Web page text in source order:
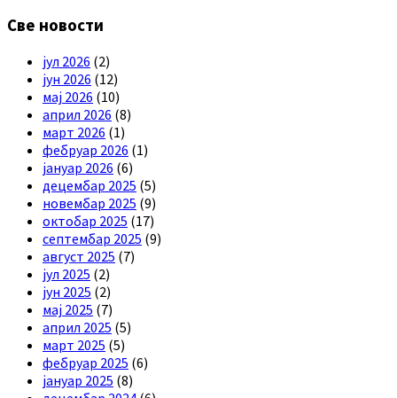
Све новости
јул 2026 (2)
јун 2026 (12)
мај 2026 (10)
април 2026 (8)
март 2026 (1)
фебруар 2026 (1)
јануар 2026 (6)
децембар 2025 (5)
новембар 2025 (9)
октобар 2025 (17)
септембар 2025 (9)
август 2025 (7)
јул 2025 (2)
јун 2025 (2)
мај 2025 (7)
април 2025 (5)
март 2025 (5)
фебруар 2025 (6)
јануар 2025 (8)